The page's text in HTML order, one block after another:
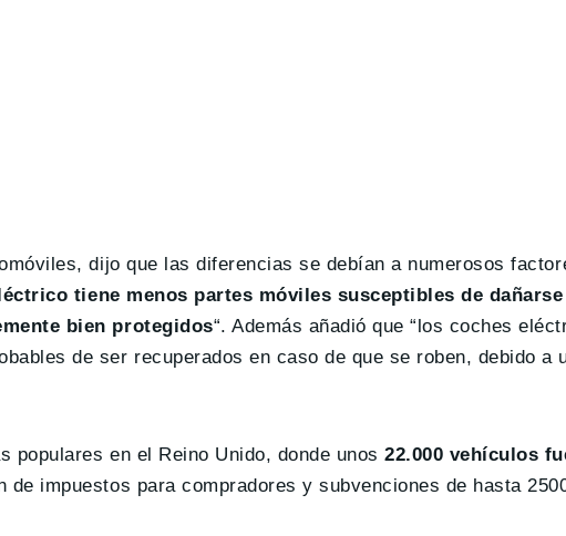
dijo que las diferencias se debían a numerosos
tiene menos partes móviles susceptibles de
bien protegidos“. Además añadió que “los coches
de ser recuperados en caso de que se roben, debido a
populares en el Reino Unido, donde unos22.000 vehículos
de impuestos para compradores y subvenciones de hasta